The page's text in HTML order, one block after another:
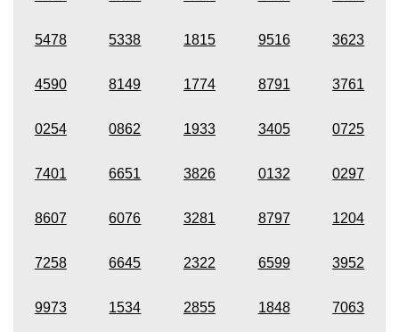
5478 5338 1815 9516 3623
4590 8149 1774 8791 3761
0254 0862 1933 3405 0725
7401 6651 3826 0132 0297
8607 6076 3281 8797 1204
7258 6645 2322 6599 3952
9973 1534 2855 1848 7063